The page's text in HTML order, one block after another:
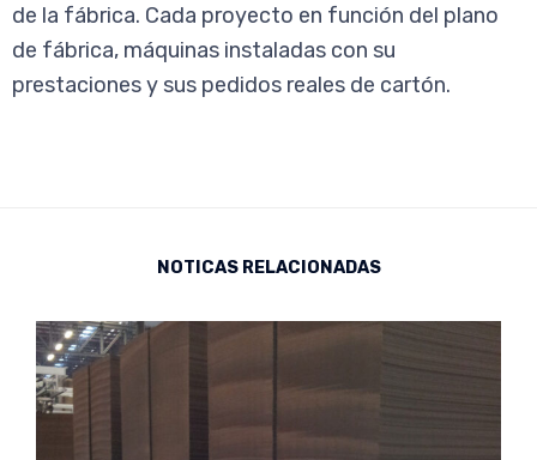
de la fábrica. Cada proyecto en función del plano
de fábrica, máquinas instaladas con su
prestaciones y sus pedidos reales de cartón.
NOTICAS RELACIONADAS